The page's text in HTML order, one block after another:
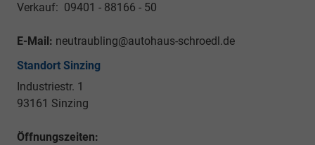
Verkauf: 09401 - 88166 - 50
E-Mail: neutraubling@autohaus-schroedl.de
Standort Sinzing
Industriestr. 1
93161 Sinzing
Öffnungszeiten: